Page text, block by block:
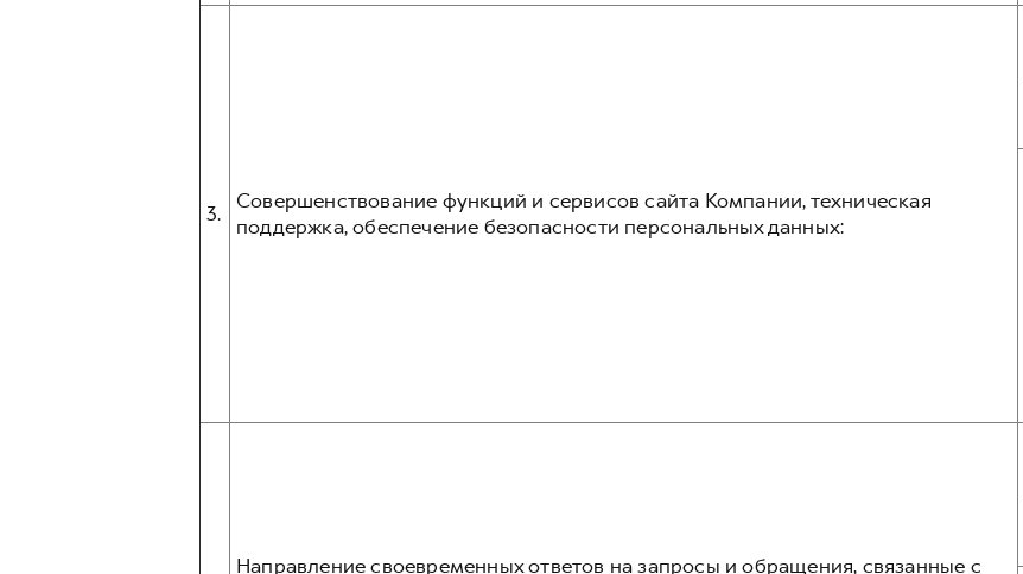
3.
Совершенствование функций и сервисов сайта Компании, техническая
поддержка, обеспечение безопасности персональных данных:
Направление своевременных ответов на запросы и обращения, связанные с